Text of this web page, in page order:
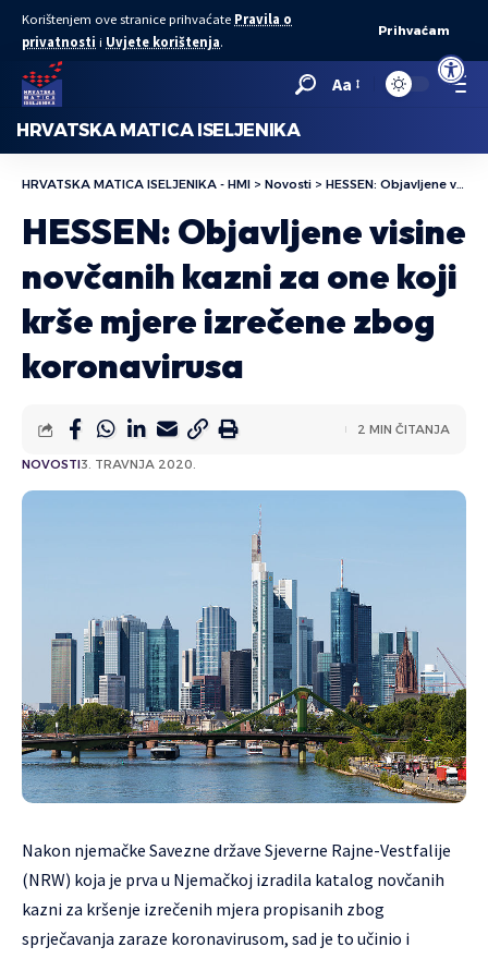
Open
Korištenjem ove stranice prihvaćate Pravila o
privatnosti i Uvjete korištenja.
Prihvaćam
Aa
HRVATSKA MATICA ISELJENIKA
HRVATSKA MATICA ISELJENIKA - HMI > Novosti > HESSEN: Objavljene visine novčanih kazni za one koji krše mjere izrečene zbog koronavirusa
HESSEN: Objavljene visine
novčanih kazni za one koji
krše mjere izrečene zbog
koronavirusa
NOVOSTI3. TRAVNJA 2020.
2 MIN ČITANJA
Nakon njemačke Savezne države Sjeverne Rajne-Vestfalije
(NRW) koja je prva u Njemačkoj izradila katalog novčanih
kazni za kršenje izrečenih mjera propisanih zbog
sprječavanja zaraze koronavirusom, sad je to učinio i